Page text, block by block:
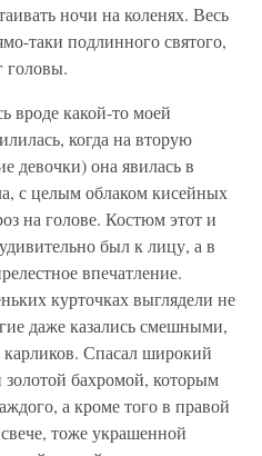
ночи на коленях. Весь
таки подлинного святого,
головы.
вроде какой-то моей
когда на вторую
девочки) она явилась в
с целым облаком кисейных
на голове. Костюм этот и
был к лицу, а в
впечатление.
курточках выглядели не
даже казались смешными,
карликов. Спасал широкий
бахромой, которым
а кроме того в правой
тоже украшенной